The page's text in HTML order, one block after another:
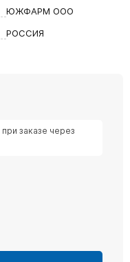
ЮЖФАРМ ООО
РОССИЯ
заказе через